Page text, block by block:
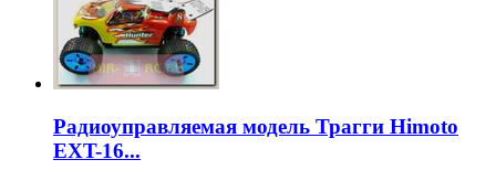
Радиоуправляемая модель Трагги Himoto
EXT-16...